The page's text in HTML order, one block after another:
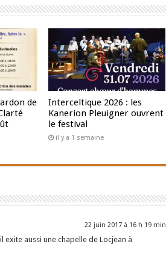
de
Interceltique 2026 : les
Kanerion Pleuigner ouvrent
le festival
il y a 1 semaine
22 juin 2017 à 16 h 19 min
exite aussi une chapelle de Locjean à